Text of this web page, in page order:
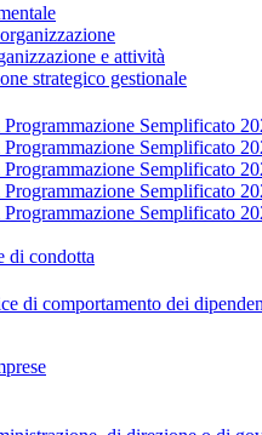
e attività
strategico gestionale
Semplificato
Semplificato
Semplificato
Semplificato
Semplificato
di condotta
di comportamento dei